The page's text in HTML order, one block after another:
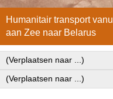
Humanitair transport
aan Zee naar Belarus